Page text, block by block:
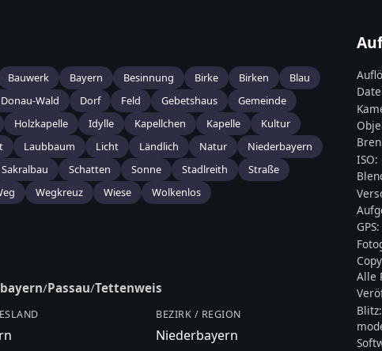
Bauwerk Bayern Besinnung Birke Birken
Blau
Donau-Wald Dorf Feld Gebetshaus
Gemeinde
Holzkapelle Idylle Kapellchen Kapelle
Kultur
Laubbaum Licht Ländlich Natur
Niederbayern
Sakralbau Schatten Sonne Stadlreith
Straße
Wegkreuz Wiese Wolkenlos
/Passau/Tettenweis
BEZIRK / REGION
Niederbayern
ISO:
Alle
Blitz: